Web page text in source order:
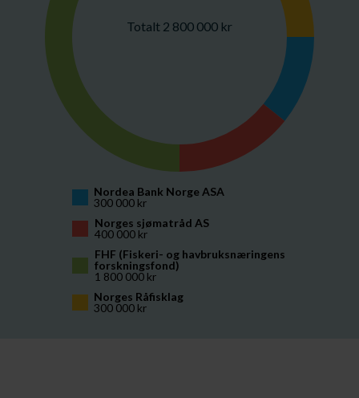
Totalt 2 800 000 kr
Nordea Bank Norge ASA
300 000 kr
Norges sjømatråd AS
400 000 kr
FHF (Fiskeri- og havbruksnæringens
forskningsfond)
1 800 000 kr
Norges Råfisklag
300 000 kr